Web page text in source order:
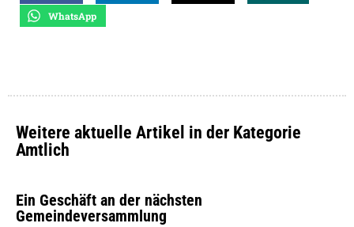
WhatsApp
Weitere aktuelle Artikel in der Kategorie
Amtlich
Ein Geschäft an der nächsten
Gemeindeversammlung